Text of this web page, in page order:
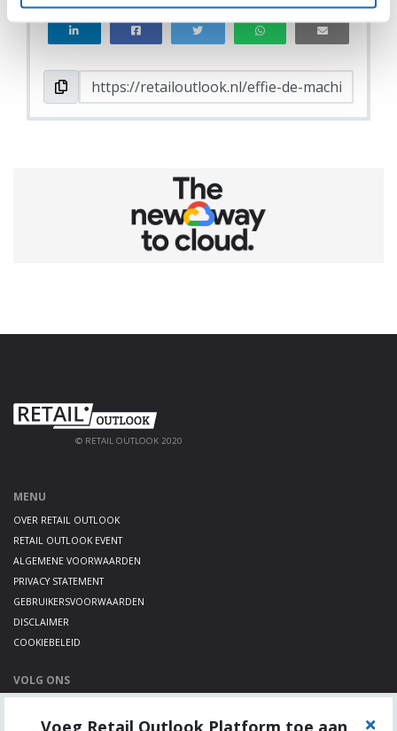
© RETAIL OUTLOOK 2020
MENU
OVER RETAIL OUTLOOK
RETAIL OUTLOOK EVENT
ALGEMENE VOORWAARDEN
PRIVACY STATEMENT
GEBRUIKERSVOORWAARDEN
DISCLAIMER
COOKIEBELEID
VOLG ONS
TWITTER
Voeg Retail Outlook Platform toe aan